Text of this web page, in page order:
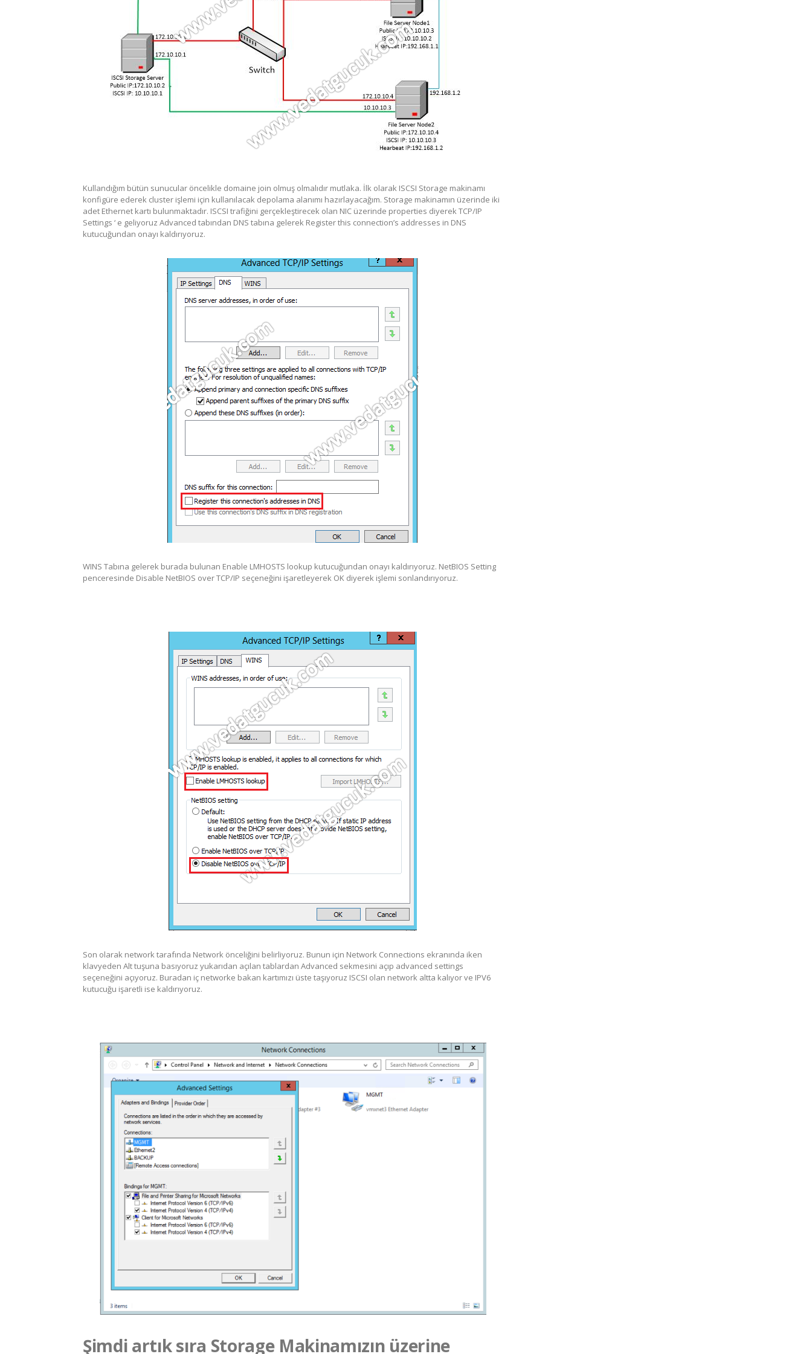
Kullandığım bütün sunucular öncelikle domaine join olmuş olmalıdır mutlaka. İlk olarak ISCSI Storage makinamı
konfigüre ederek cluster işlemi için kullanılacak depolama alanımı hazırlayacağım. Storage makinamın üzerinde iki
adet Ethernet kartı bulunmaktadır. ISCSI trafiğini gerçekleştirecek olan NIC üzerinde properties diyerek TCP/IP
Settings ‘ e geliyoruz Advanced tabından DNS tabına gelerek Register this connection’s addresses in DNS
kutucuğundan onayı kaldırıyoruz.
WINS Tabına gelerek burada bulunan Enable LMHOSTS lookup kutucuğundan onayı kaldırıyoruz. NetBIOS Setting
penceresinde Disable NetBIOS over TCP/IP seçeneğini işaretleyerek OK diyerek işlemi sonlandırıyoruz.
Son olarak network tarafında Network önceliğini belirliyoruz. Bunun için Network Connections ekranında iken
klavyeden Alt tuşuna basıyoruz yukarıdan açılan tablardan Advanced sekmesini açıp advanced settings
seçeneğini açıyoruz. Buradan iç networke bakan kartımızı üste taşıyoruz ISCSI olan network altta kalıyor ve IPV6
kutucuğu işaretli ise kaldırıyoruz.
Şimdi artık sıra Storage Makinamızın üzerine